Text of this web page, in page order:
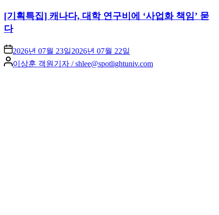
[기획특집] 캐나다, 대학 연구비에 ‘사업화 책임’ 묻
다
2026년 07월 23일2026년 07월 22일
Posted
by
이상훈 객원기자 / shlee@spotlightuniv.com